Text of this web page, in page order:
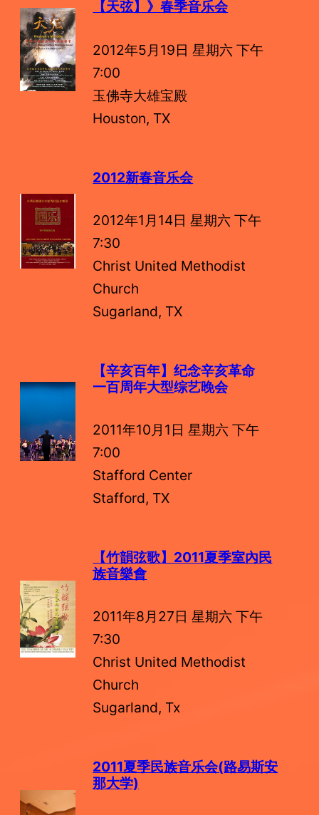
【天弦】》春季音乐会
2012年5月19日 星期六 下午
7:00
玉佛寺大雄宝殿
Houston, TX
2012新春音乐会
2012年1月14日 星期六 下午
7:30
Christ United Methodist
Church
Sugarland, TX
【辛亥百年】纪念辛亥革命
一百周年大型综艺晚会
2011年10月1日 星期六 下午
7:00
Stafford Center
Stafford, TX
【竹韻弦歌】2011夏季室內民
族音樂會
2011年8月27日 星期六 下午
7:30
Christ United Methodist
Church
Sugarland, Tx
2011夏季民族音乐会(路易斯安
那大学)